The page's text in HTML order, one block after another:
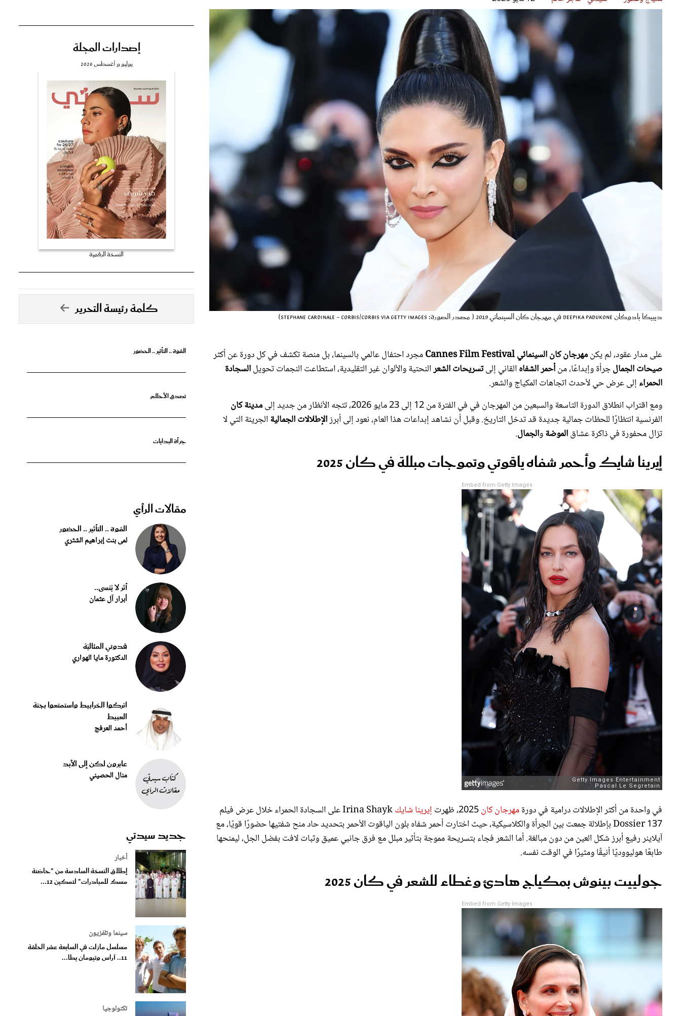
ديبيكا بادوكان Deepika Padukone في مهرجان كان السينمائي 2019 ( مصدر الصورة: Stephane Cardinale - Corbis/Corbis via Getty Images)
على مدار عقود، لم يكنمهرجان كان السينمائي Cannes Film Festival
مجرد احتفال عالمي بالسينما، بل منصة تكشف في كل دورة عن أكثر
صيحات الجمالجرأة وإبداعًا، منأحمر الشفاه القاني إلىتسريحات الشعرالنحتية والألوان غير التقليدية، استطاعت النجمات تحويلالسجادة
الحمراء إلى عرض حي لأحدث اتجاهات المكياج والشعر.
ومع اقتراب انطلاق الدورة التاسعة والسبعين من المهرجان في في الفترة من 12 إلى 23 مايو 2026، تتجه الأنظار من جديد إلى
مدينة كان
الفرنسية انتظارًا للحظات جمالية جديدة قد تدخل التاريخ. وقبل أن نشاهد إبداعات هذا العام، نعود إلى أبرزالإطلالات الجمالية الجريئة التي لا
تزال محفورة في ذاكرة عشاقالموضةوالجمال.
إيرينا شايك وأحمر شفاه ياقوتي وتموجات مبللة في كان 2025
Embed from Getty Images
في واحدة من أكثر الإطلالات درامية في دورةمهرجان كان إيرينا شايك
Irina Shayk على السجادة الحمراء خلال عرض فيلم
Dossier 137 بإطلالة جمعت بين الجرأة والكلاسيكية، حيث اختارت أحمر شفاه بلون الياقوت الأحمر بتحديد حاد منح شفتيها حضورًا قويًا، مع
آيلاينر رفيع أبرز شكل العين من دون مبالغة. أما الشعر فجاء بتسريحة مموجة بتأثير مبلل مع فرق جانبي عميق وثبات لافت بفضل الجل، ليمنحها
طابعًا هوليووديًا أنيقًا ومثيرًا في الوقت نفسه.
جولييت بينوش بمكياج هادئ وغطاء للشعر في كان 2025
Embed from Getty Images
إصدارات المجلة
يوليو و أغسطس 2026
النسخة الرقمية
كلمة رئيسة التحرير
القوة .. التأثير .. الحضور
تصدق الأحلام
جرأة البدايات
مقالات الرأي
القوة .. التأثير .. الحضور
لمى بنت إبراهيم الشثري
أثر لا يُنسى..
أبرار آل عثمان
قدوتي المثاليّة
الدكتورة مايا الهواري
اتركوا الخرابيط واستمتعوا بجنة
العبيط
أحمد العرفج
عابرون لكن إلى الأبد
منال الحصيني
جديد سيدتي
أخبار
إطلاق النسخة السادسة من "حاضنة
مسك للمبادرات" لتمكين 12...
سينما وتلفزيون
مسلسل مازلت في السابعة عشر الحلقة
11.. آراس وتيومان يطا...
تكنولوجيا
قصص ملهمة
علاقات زوجية
ستايل
تقارير
عروس سيدتي
تطبيقات سيدتي
مجلة سيدتي